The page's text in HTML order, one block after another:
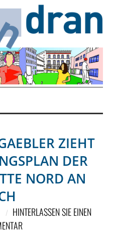
ZIEHT
DER
NORD AN
HINTERLASSEN SIE EINEN